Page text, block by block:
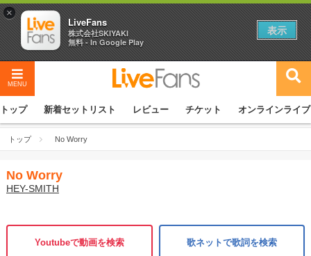
MENU
トップ 新着セットリスト レビュー チケット オンラインライブ
トップ No Worry
No Worry
HEY-SMITH
Youtubeで動画を検索 歌ネットで歌詞を検索
×
LiveFans
株式会社SKIYAKI
無料 - In Google Play
表示